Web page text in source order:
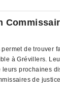
de trouver
à Grévillers.
prochaines
de